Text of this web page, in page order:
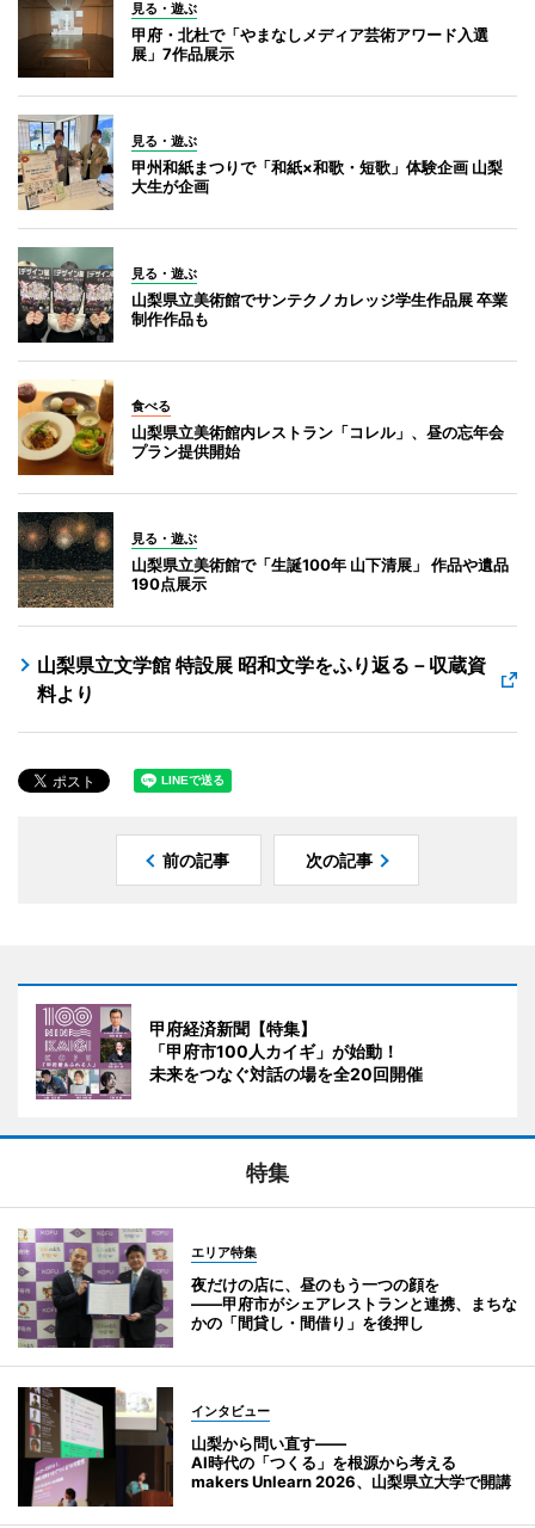
見る・遊ぶ
甲府・北杜で「やまなしメディア芸術アワード入選
展」7作品展示
見る・遊ぶ
甲州和紙まつりで「和紙×和歌・短歌」体験企画 山梨
大生が企画
見る・遊ぶ
山梨県立美術館でサンテクノカレッジ学生作品展 卒業
制作作品も
食べる
山梨県立美術館内レストラン「コレル」、昼の忘年会
プラン提供開始
見る・遊ぶ
山梨県立美術館で「生誕100年 山下清展」 作品や遺品
190点展示
山梨県立文学館 特設展 昭和文学をふり返る－収蔵資
料より
前の記事 次の記事
甲府経済新聞【特集】
「甲府市100人カイギ」が始動！
未来をつなぐ対話の場を全20回開催
特集
エリア特集
夜だけの店に、昼のもう一つの顔を
――甲府市がシェアレストランと連携、まちな
かの「間貸し・間借り」を後押し
インタビュー
山梨から問い直す――
AI時代の「つくる」を根源から考える
makers Unlearn 2026、山梨県立大学で開講